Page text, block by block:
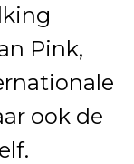
Pink,
ook de